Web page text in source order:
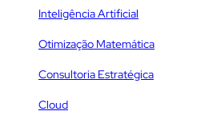
Inteligência Artificial
Otimização Matemática
Consultoria Estratégica
Cloud